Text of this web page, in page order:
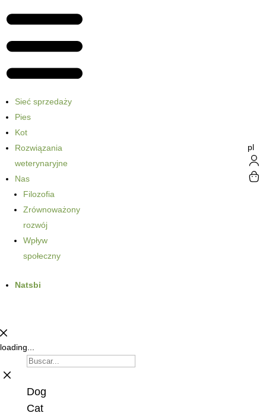
Sieć sprzedaży
Pies
Kot
Rozwiązania
weterynaryjne
Nas
Filozofia
Zrównoważony
rozwój
Wpływ
społeczny
Natsbi
pl
loading...
Dog
Cat